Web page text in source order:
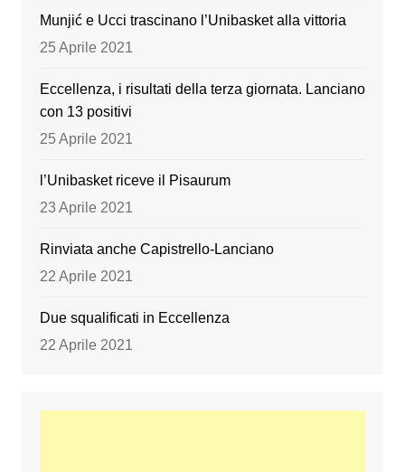
Munjić e Ucci trascinano l’Unibasket alla vittoria
25 Aprile 2021
Eccellenza, i risultati della terza giornata. Lanciano
con 13 positivi
25 Aprile 2021
l’Unibasket riceve il Pisaurum
23 Aprile 2021
Rinviata anche Capistrello-Lanciano
22 Aprile 2021
Due squalificati in Eccellenza
22 Aprile 2021